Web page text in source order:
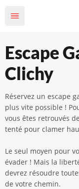
Escape
Clichy
Réservez un escape
plus vite possible !
vous êtes retrouvés
tenté pour clamer
Le seul moyen pour
évader ! Mais la
devrez résoudre
de votre chemin.